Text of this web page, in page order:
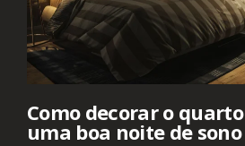
Como decorar o
uma boa noite de sono